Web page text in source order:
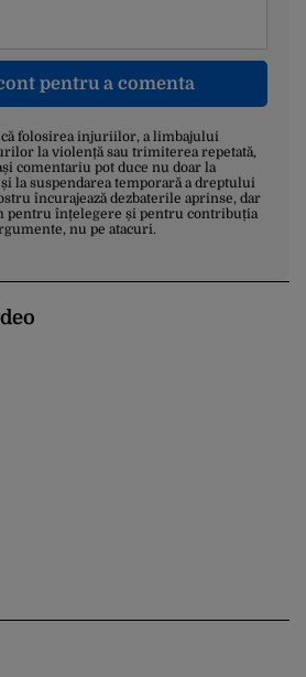
pentru a comenta
că folosirea injuriilor, a limbajului
la violență sau trimiterea repetată,
comentariu pot duce nu doar la
la suspendarea temporară a dreptului
încurajează dezbaterile aprinse, dar
pentru înțelegere și pentru contribuția
nu pe atacuri.